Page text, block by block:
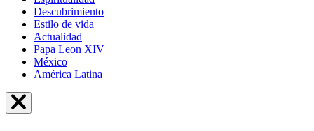
Descubrimiento
Estilo de vida
Actualidad
Papa Leon XIV
México
América Latina